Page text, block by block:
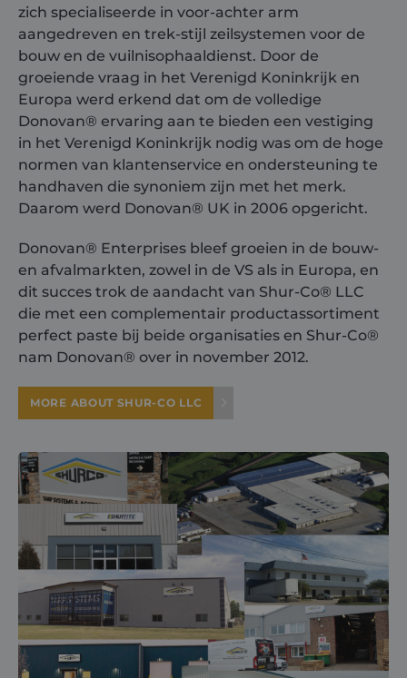
zich specialiseerde in voor-achter arm
aangedreven en trek-stijl zeilsystemen voor de
bouw en de vuilnisophaaldienst. Door de
groeiende vraag in het Verenigd Koninkrijk en
Europa werd erkend dat om de volledige
Donovan® ervaring aan te bieden een vestiging
in het Verenigd Koninkrijk nodig was om de hoge
normen van klantenservice en ondersteuning te
handhaven die synoniem zijn met het merk.
Daarom werd Donovan® UK in 2006 opgericht.
Donovan® Enterprises bleef groeien in de bouw-
en afvalmarkten, zowel in de VS als in Europa, en
dit succes trok de aandacht van Shur-Co® LLC
die met een complementair productassortiment
perfect paste bij beide organisaties en Shur-Co®
nam Donovan® over in november 2012.
MORE ABOUT SHUR-CO LLC